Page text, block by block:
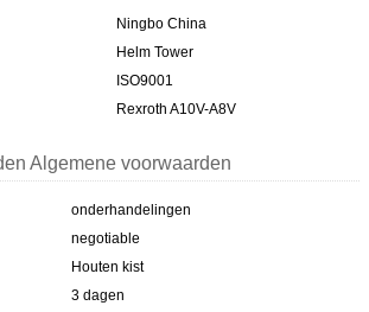
Ningbo China
Helm Tower
ISO9001
Rexroth A10V-A8V
Algemene voorwaarden
onderhandelingen
negotiable
Houten kist
3 dagen